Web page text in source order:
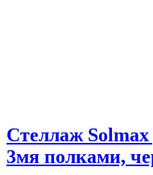
Стеллаж
3мя полками,